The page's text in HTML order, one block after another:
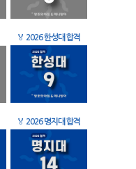
🏅 2026 한성대 합격
🏅 2026 명지대 합격